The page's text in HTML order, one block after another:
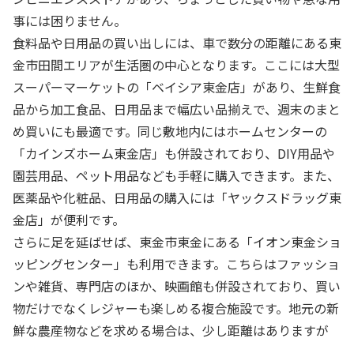
事には困りません。
食料品や日用品の買い出しには、車で数分の距離にある東
金市田間エリアが生活圏の中心となります。ここには大型
スーパーマーケットの「ベイシア東金店」があり、生鮮食
品から加工食品、日用品まで幅広い品揃えで、週末のまと
め買いにも最適です。同じ敷地内にはホームセンターの
「カインズホーム東金店」も併設されており、DIY用品や
園芸用品、ペット用品なども手軽に購入できます。また、
医薬品や化粧品、日用品の購入には「ヤックスドラッグ東
金店」が便利です。
さらに足を延ばせば、東金市東金にある「イオン東金ショ
ッピングセンター」も利用できます。こちらはファッショ
ンや雑貨、専門店のほか、映画館も併設されており、買い
物だけでなくレジャーも楽しめる複合施設です。地元の新
鮮な農産物などを求める場合は、少し距離はありますが